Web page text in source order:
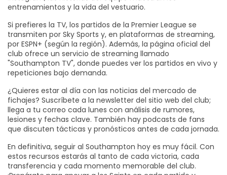
entrenamientos y la vida del vestuario.
Si prefieres la TV, los partidos de la Premier League se
transmiten por Sky Sports y, en plataformas de streaming,
por ESPN+ (según la región). Además, la página oficial del
club ofrece un servicio de streaming llamado
"Southampton TV", donde puedes ver los partidos en vivo y
repeticiones bajo demanda.
¿Quieres estar al día con las noticias del mercado de
fichajes? Suscríbete a la newsletter del sitio web del club;
llega a tu correo cada lunes con análisis de rumores,
lesiones y fechas clave. También hay podcasts de fans
que discuten tácticas y pronósticos antes de cada jornada.
En definitiva, seguir al Southampton hoy es muy fácil. Con
estos recursos estarás al tanto de cada victoria, cada
transferencia y cada momento memorable del club.